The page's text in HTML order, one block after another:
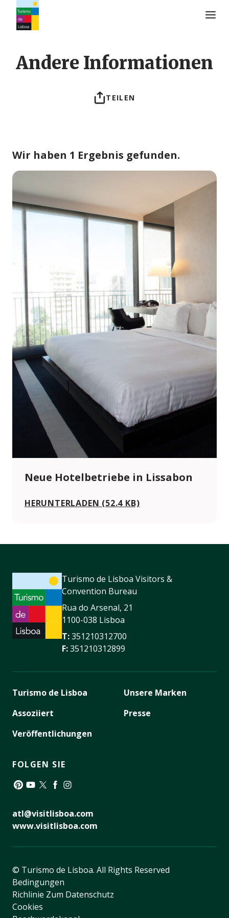
Andere Informationen
TEILEN
Wir haben 1 Ergebnis gefunden.
Neue Hotelbetriebe in Lissabon
HERUNTERLADEN (52.4 KB)
Turismo de Lisboa Visitors &
Convention Bureau
Rua do Arsenal, 21
1100-038 Lisboa
T:351210312700
F:351210312899
Turismo de Lisboa
Assoziiert
Veröffentlichungen
Unsere Marken
Presse
FOLGEN SIE
atl@visitlisboa.com
www.visitlisboa.com
© Turismo de Lisboa. All Rights Reserved
Bedingungen
Richlinie Zum Datenschutz
Cookies